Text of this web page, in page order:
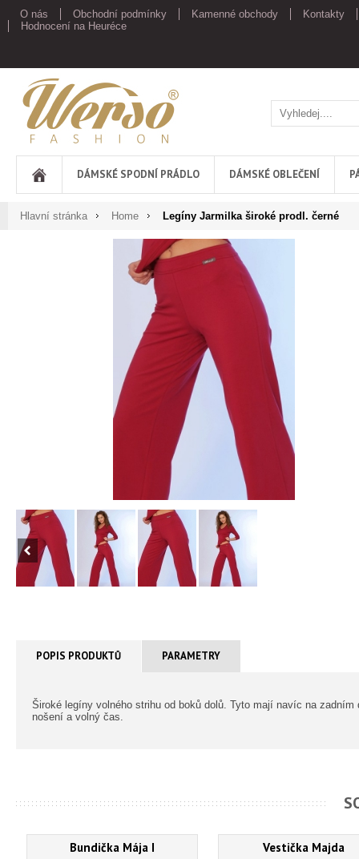
O nás Obchodní podmínky Kamenné obchody
Kontakty
Hodnocení na Heuréce
Werso
DÁMSKÉ SPODNÍ PRÁDLO DÁMSKÉ OBLEČENÍ
Hlavní stránka Home Legíny Jarmilka široké prodl. černé
POPIS PRODUKTŮ PARAMETRY
Široké legíny volného strihu od boků dolů. Tyto mají navíc na zadním
nošení a volný čas.
Bundička Mája I Vestička Majda